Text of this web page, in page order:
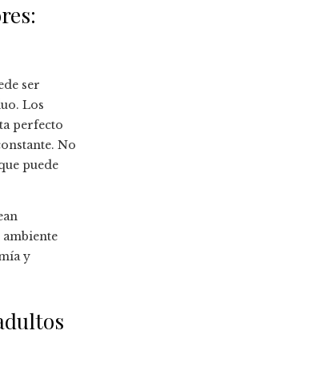
ser
Los
perfecto
No
puede
y